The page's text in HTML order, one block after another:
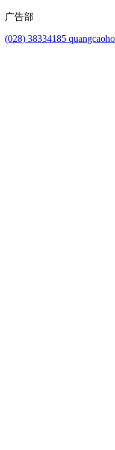
广告部
(028) 38334185